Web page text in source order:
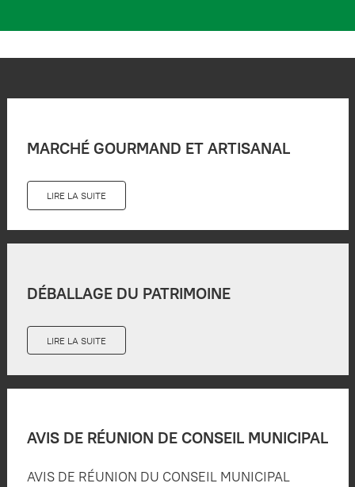
MARCHÉ GOURMAND ET ARTISANAL
LIRE LA SUITE
DÉBALLAGE DU PATRIMOINE
LIRE LA SUITE
AVIS DE RÉUNION DE CONSEIL MUNICIPAL
AVIS DE RÉUNION DU CONSEIL MUNICIPAL